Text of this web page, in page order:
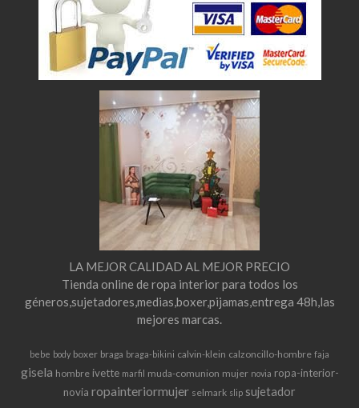
LA MEJOR CALIDAD AL MEJOR PRECIO
Tienda online de ropa interior para todos los
géneros,sujetadores,medias,boxer,pijamas,entrega 48h,las
mejores marcas.
bebe body boxer braga braga-bikini calvin-klein calzoncillo-hombre faja
gisela hombre ivette marfil muda-comunion mujer novia ropa-interior-
novia ropainteriormujer selmark slip sujetador